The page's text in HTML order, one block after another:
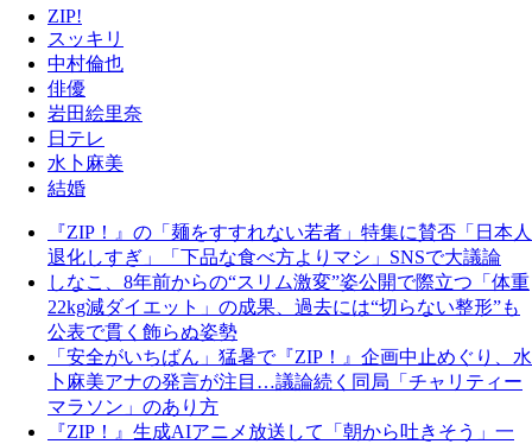
ZIP!
スッキリ
中村倫也
俳優
岩田絵里奈
日テレ
水卜麻美
結婚
『ZIP！』の「麺をすすれない若者」特集に賛否「日本人
退化しすぎ」「下品な食べ方よりマシ」SNSで大議論
しなこ、8年前からの“スリム激変”姿公開で際立つ「体重
22kg減ダイエット」の成果、過去には“切らない整形”も
公表で貫く飾らぬ姿勢
「安全がいちばん」猛暑で『ZIP！』企画中止めぐり、水
卜麻美アナの発言が注目…議論続く同局「チャリティー
マラソン」のあり方
『ZIP！』生成AIアニメ放送して「朝から吐きそう」一